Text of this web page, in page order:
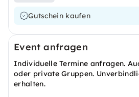
Gutschein kaufen
Event anfragen
Individuelle Termine anfragen.
oder private Gruppen.
erhalten.